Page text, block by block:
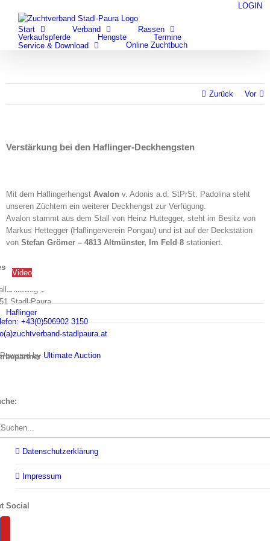
springen
facebook
youtube
LOGIN
Start Verband
Rassen
Verkaufspferde
Hengste
Termine
Service & Download
Online Zuchtbuch
Zurück Vor
Verstärkung bei den Haflinger-Deckhengsten
Mit dem Haflingerhengst Avalon v. Adonis a.d. StPrSt. Padolina steht
unseren Züchtern ein weiterer Deckhengst zur Verfügung.
Avalon stammt aus dem Stall von Heinz Huttegger, steht im Besitz von
Markus Hettegger (Haflingerverein Pongau) und ist auf der Deckstation
von Stefan Grömer – 4813 Altmünster, Im Feld 8 stationiert.
Video
Haflinger
1
Stadl-Paura
+43(0)506902-3150
stadlpaura.at
Datenschutzerklärung
Impressum
Social
Powered by Ultimate Auction